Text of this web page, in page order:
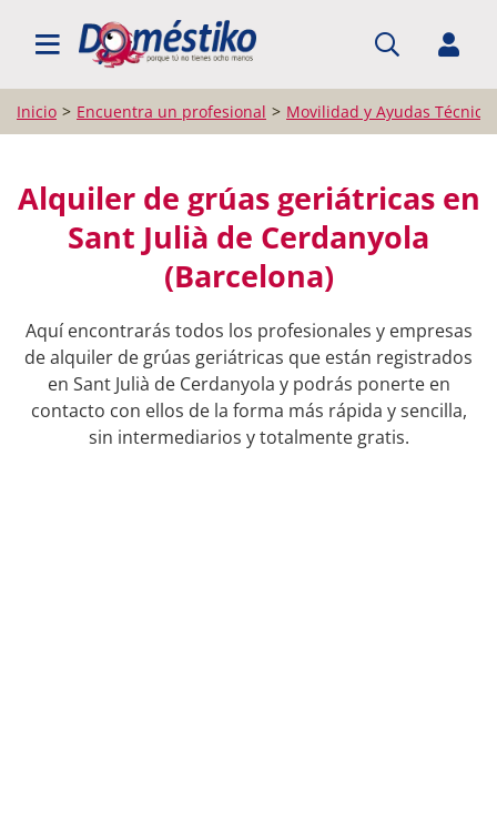
BUSCAR PROFESIONALES
Inicio Encuentra un profesional Movilidad y Ayudas
Alquiler de grúas geriátricas en
Sant Julià de Cerdanyola
(Barcelona)
Aquí encontrarás todos los profesionales y empresas
de alquiler de grúas geriátricas que están registrados
en Sant Julià de Cerdanyola y podrás ponerte en
contacto con ellos de la forma más rápida y sencilla,
sin intermediarios y totalmente gratis.